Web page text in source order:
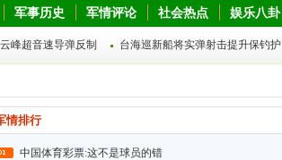
军事历史 军情评论 社会热点 娱乐八卦
峰超音速导弹反制 台海巡新船将实弹射击提升保钓护
情排行
中国体育彩票:这不是球员的错